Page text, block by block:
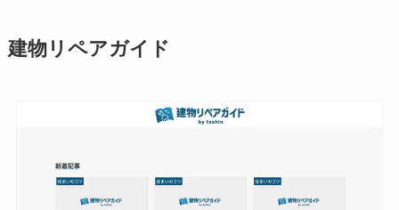
建物リペアガイド